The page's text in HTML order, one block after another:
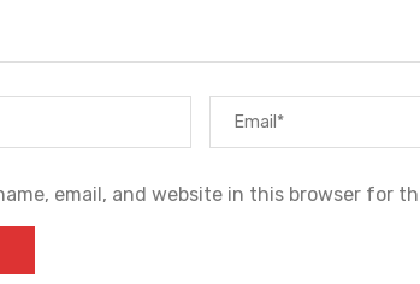
email, and website in this browser for